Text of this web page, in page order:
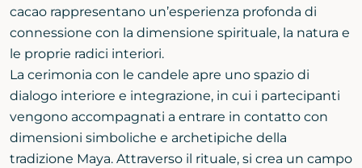
cacao rappresentano un’esperienza profonda di
connessione con la dimensione spirituale, la natura e
le proprie radici interiori.
La cerimonia con le candele apre uno spazio di
dialogo interiore e integrazione, in cui i partecipanti
vengono accompagnati a entrare in contatto con
dimensioni simboliche e archetipiche della
tradizione Maya. Attraverso il rituale, si crea un campo